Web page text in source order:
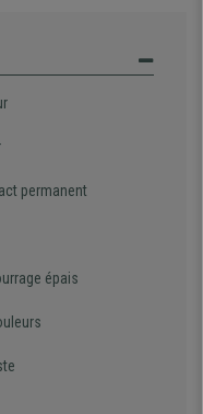
permanent
épais